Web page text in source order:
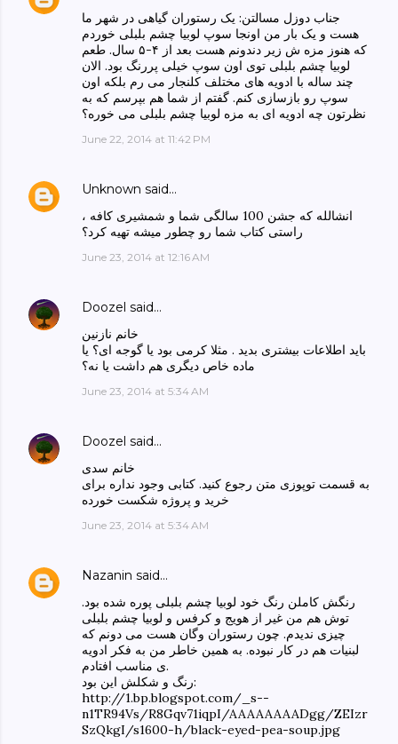
جناب دوزل مسالتن: یک رستوران گیاهی در شهر ما
هست و یک بار من اونجا سوپ لوبیا چشم بلبلی خوردم
که هنوز مزه ش زیر دندونم هست بعد از ۴-۵ سال. طعم
لوبیا چشم بلبلی توی اون سوپ خیلی پررنگ بود. الان
چند ساله با ادویه های مختلف کلنجار می رم بلکه اون
سوپ رو بازسازی کنم. گفتم از شما هم بپرسم که به
نظرتون چه ادویه ای به مزه لوبیا چشم بلبلی می خوره؟
June 22, 2014 at 11:42 PM
Unknown said…
انشالله که جشن 100 سالگی شما و شمشیری کافه ،
راستی کتاب شما رو چطور میشه تهیه کرد؟
June 23, 2014 at 12:16 AM
Doozel said…
خانم نازنین
باید اطلاعات بیشتری بدید . مثلا کرمی بود یا گوجه ای؟ یا
ماده خاص دیگری هم داشت یا نه؟
June 23, 2014 at 5:34 AM
Doozel said…
خانم سدی
به قسمت توپوزی متن رجوع کنید. کتابی وجود نداره برای
خرید و پروژه شکست خورده
June 23, 2014 at 5:34 AM
Nazanin said…
رنگش کاملن رنگ خود لوبیا چشم بلبلی پوره شده بود.
توش هم من غیر از هویج و کرفس و لوبیا چشم بلبلی
چیزی ندیدم. چون رستوران وگان هست می دونم که
لبنیات هم در کار نبوده. به همین خاطر من به فکر ادویه
ی مناسب افتادم.
رنگ و شکلش این بود:
http://1.bp.blogspot.com/_s--
n1TR94Vs/R8Gqv71iqpI/AAAAAAAADgg/ZEIzr
SzQkgI/s1600-h/black-eyed-pea-soup.jpg